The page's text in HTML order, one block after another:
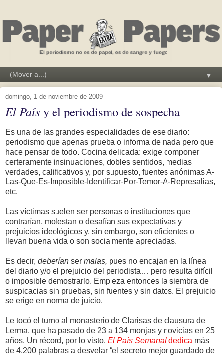
▼
domingo, 1 de noviembre de 2009
El País y el periodismo de sospecha
Es una de las grandes especialidades de ese diario:
periodismo que apenas prueba o informa de nada pero que
hace pensar de todo. Cocina delicada: exige componer
certeramente insinuaciones, dobles sentidos, medias
verdades, calificativos y, por supuesto, fuentes anónimas A-
Las-Que-Es-Imposible-Identificar-Por-Temor-A-Represalias,
etc.
Las víctimas suelen ser personas o instituciones que
contrarían, molestan o desafían sus expectativas y
prejuicios ideológicos y, sin embargo, son eficientes o
llevan buena vida o son socialmente apreciadas.
Es decir, deberían ser malas, pues no encajan en la línea
del diario y/o el prejuicio del periodista… pero resulta difícil
o imposible demostrarlo. Empieza entonces la siembra de
suspicacias sin pruebas, sin fuentes y sin datos. El prejuicio
se erige en norma de juicio.
Le tocó el turno al monasterio de Clarisas de clausura de
Lerma, que ha pasado de 23 a 134 monjas y novicias en 25
años. Un récord, por lo visto. El País Semanal dedica más
de 4.200 palabras a desvelar “el secreto mejor guardado de